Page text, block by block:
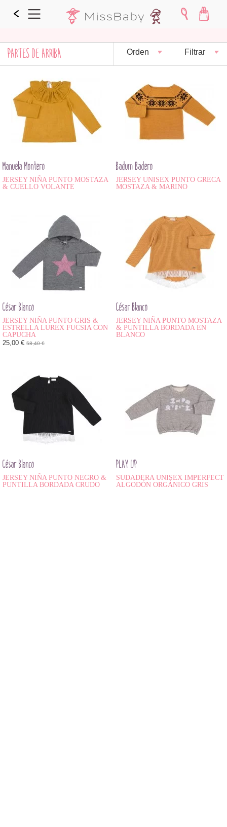
PARTES DE ARRIBA Orden Filtrar
Manuela Montero
JERSEY NIÑA PUNTO MOSTAZA
& CUELLO VOLANTE
Badum Badero
JERSEY UNISEX PUNTO GRECA
MOSTAZA & MARINO
César Blanco
JERSEY NIÑA PUNTO GRIS &
ESTRELLA LUREX FUCSIA CON
CAPUCHA
25,00 € 58,40 €
César Blanco
JERSEY NIÑA PUNTO MOSTAZA
& PUNTILLA BORDADA EN
BLANCO
César Blanco
JERSEY NIÑA PUNTO NEGRO &
PUNTILLA BORDADA CRUDO
PLAY UP
SUDADERA UNISEX IMPERFECT
ALGODÓN ORGÁNICO GRIS